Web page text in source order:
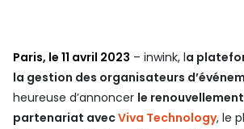
Paris, le 11 avril 2023 – inwink, la
la gestion des organisateurs
heureuse d’annoncer le
partenariat avecViva Technology, le